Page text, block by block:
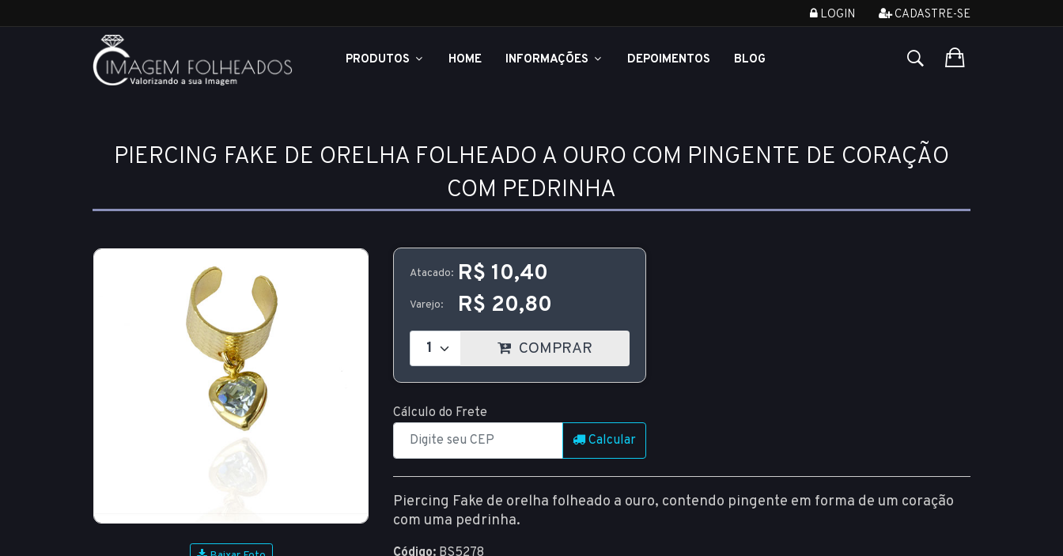
LOGIN CADASTRE-SE
PRODUTOS HOME INFORMAÇÕES DEPOIMENTOS BLOG
PIERCING FAKE DE ORELHA FOLHEADO A OURO COM PINGENTE DE CORAÇÃO
COM PEDRINHA
Atacado: R$ 10,40
Varejo: R$ 20,80
COMPRAR
Cálculo do Frete
Calcular
Piercing Fake de orelha folheado a ouro, contendo pingente em forma de um coração
com uma pedrinha.
Código: BS5278